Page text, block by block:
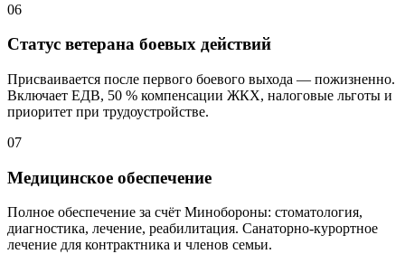
06
Статус ветерана боевых действий
Присваивается после первого боевого выхода — пожизненно.
Включает ЕДВ, 50 % компенсации ЖКХ, налоговые льготы и
приоритет при трудоустройстве.
07
Медицинское обеспечение
Полное обеспечение за счёт Минобороны: стоматология,
диагностика, лечение, реабилитация. Санаторно-курортное
лечение для контрактника и членов семьи.